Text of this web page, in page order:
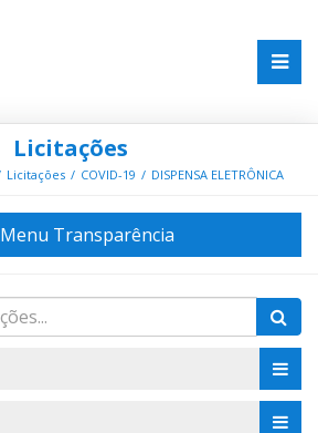
Licitações
Licitações COVID-19 DISPENSA ELETRÔNICA
Menu Transparência